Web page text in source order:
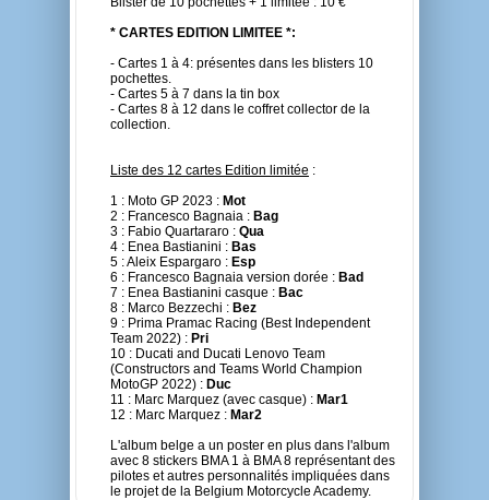
* CARTES EDITION LIMITEE *:
- Cartes 1 à 4: présentes dans les blisters 10
pochettes.
- Cartes 5 à 7 dans la tin box
- Cartes 8 à 12 dans le coffret collector de la
collection.
Liste des 12 cartes Edition limitée :
1 : Moto GP 2023 : Mot
2 : Francesco Bagnaia : Bag
3 : Fabio Quartararo : Qua
4 : Enea Bastianini : Bas
5 : Aleix Espargaro : Esp
6 : Francesco Bagnaia version dorée : Bad
7 : Enea Bastianini casque : Bac
8 : Marco Bezzechi : Bez
9 : Prima Pramac Racing (Best Independent
Team 2022) : Pri
10 : Ducati and Ducati Lenovo Team
(Constructors and Teams World Champion
MotoGP 2022) : Duc
11 : Marc Marquez (avec casque) : Mar1
12 : Marc Marquez : Mar2
L'album belge a un poster en plus dans l'album
avec 8 stickers BMA 1 à BMA 8 représentant des
pilotes et autres personnalités impliquées dans
le projet de la Belgium Motorcycle Academy.